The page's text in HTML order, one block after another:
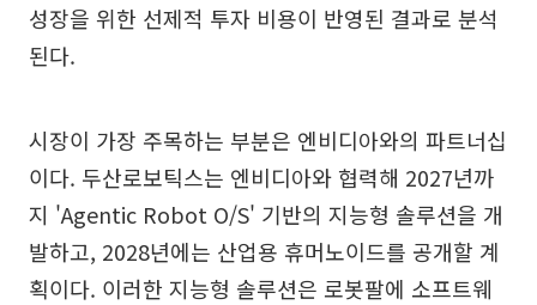
성장을 위한 선제적 투자 비용이 반영된 결과로 분석
된다.
시장이 가장 주목하는 부분은 엔비디아와의 파트너십
이다. 두산로보틱스는 엔비디아와 협력해 2027년까
지 'Agentic Robot O/S' 기반의 지능형 솔루션을 개
발하고, 2028년에는 산업용 휴머노이드를 공개할 계
획이다. 이러한 지능형 솔루션은 로봇팔에 소프트웨